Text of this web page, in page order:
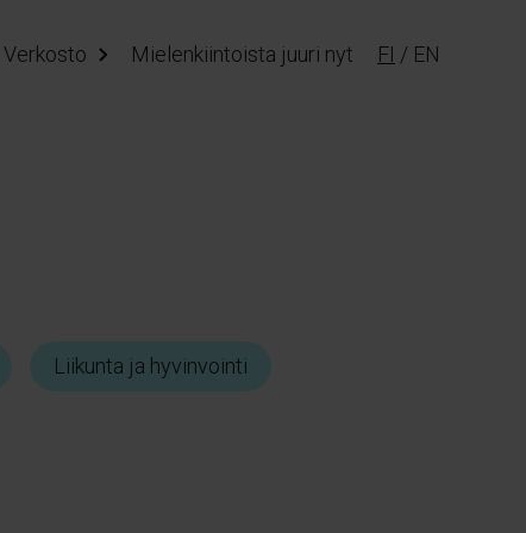
Verkosto Mielenkiintoista juuri nyt FI / EN
Liikunta ja hyvinvointi